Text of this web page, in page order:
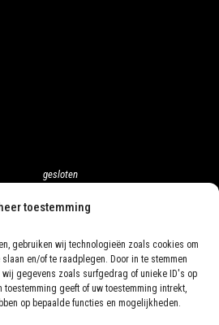
toestemming
gebruiken wij technologieën zoals cookies om
en/of te raadplegen. Door in te stemmen
gegevens zoals surfgedrag of unieke ID's op
geeft of uw toestemming intrekt,
op bepaalde functies en mogelijkheden.
gesloten
10:00 - 17:30
10:00 - 17:00